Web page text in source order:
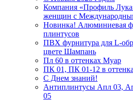
Компания «Профиль
женщин с
Новинка! Алюминиевая
плинтусов
ПВХ фурнитура для L-
цвете Шампань
Пл 60 в оттенках Муар
ПК 01, ПК 01-12 в
С Днем знаний!
Антиплинтусы Апл 03,
05